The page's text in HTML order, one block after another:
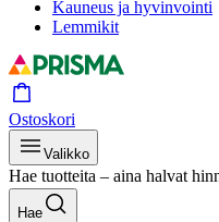
Kauneus ja hyvinvointi
Lemmikit
Ostoskori
Valikko
Hae tuotteita – aina halvat
Hae